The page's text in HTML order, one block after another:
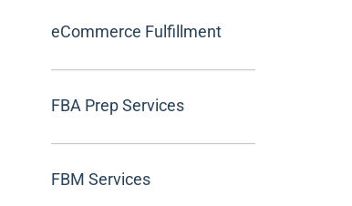
eCommerce Fulfillment
FBA Prep Services
FBM Services